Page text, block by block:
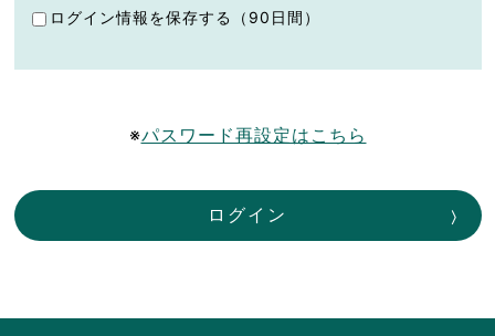
ログイン情報を保存する（90日間）
※パスワード再設定はこちら
ログイン